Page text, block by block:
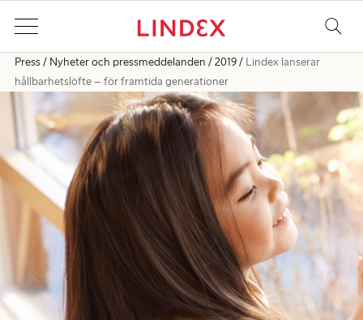
Press Nyheter och pressmeddelanden 2019
Lindex lanserar
hållbarhetslöfte – för framtida generationer